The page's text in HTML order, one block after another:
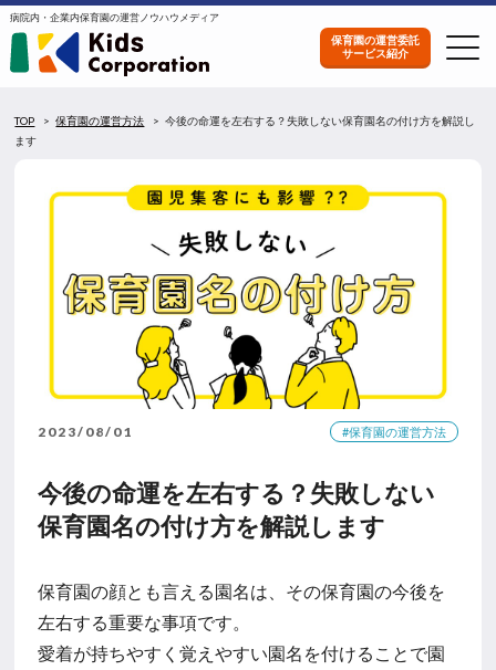
病院内・企業内保育園の運営ノウハウメディア
保育園の運営委託
サービス紹介
TOP 保育園の運営方法
今後の命運を左右する？失敗しない保育園名の付け方を解説し
ます
2023/08/01 #保育園の運営方法
今後の命運を左右する？失敗しない
保育園名の付け方を解説します
保育園の顔とも言える園名は、その保育園の今後を
左右する重要な事項です。
愛着が持ちやすく覚えやすい園名を付けることで園